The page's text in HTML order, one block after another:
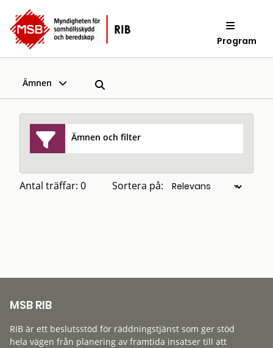
Program
Ämnen
Ämnen och filter
Antal träffar: 0 Sortera på:
MSB RIB
RIB är ett beslutsstöd för räddningstjänst som ger stöd
hela vägen från planering av framtida insatser till att